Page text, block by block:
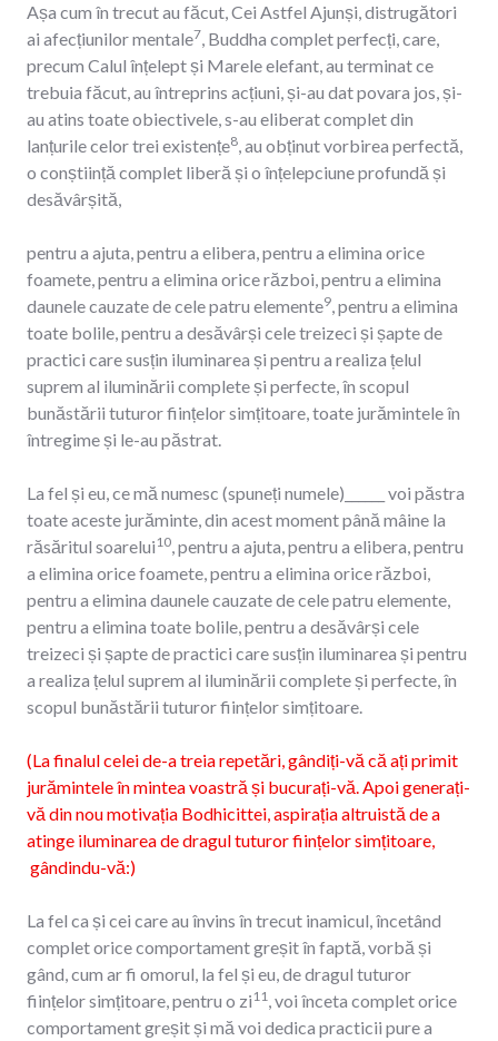
Așa cum în trecut au făcut, Cei Astfel Ajunși, distrugători
ai afecțiunilor mentale7, Buddha complet perfecți, care,
precum Calul înțelept și Marele elefant, au terminat ce
trebuia făcut, au întreprins acțiuni, și-au dat povara jos, și-
au atins toate obiectivele, s-au eliberat complet din
lanțurile celor trei existențe8, au obținut vorbirea perfectă,
o conștiință complet liberă și o înțelepciune profundă și
desăvârșită,
pentru a ajuta, pentru a elibera, pentru a elimina orice
foamete, pentru a elimina orice război, pentru a elimina
daunele cauzate de cele patru elemente9, pentru a elimina
toate bolile, pentru a desăvârși cele treizeci și șapte de
practici care susțin iluminarea și pentru a realiza țelul
suprem al iluminării complete și perfecte, în scopul
bunăstării tuturor ființelor simțitoare, toate jurămintele în
întregime și le-au păstrat.
La fel și eu, ce mă numesc (spuneți numele)______ voi păstra
toate aceste jurăminte, din acest moment până mâine la
răsăritul soarelui 10, pentru a ajuta, pentru a elibera, pentru
a elimina orice foamete, pentru a elimina orice război,
pentru a elimina daunele cauzate de cele patru elemente,
pentru a elimina toate bolile, pentru a desăvârși cele
treizeci și șapte de practici care susțin iluminarea și pentru
a realiza țelul suprem al iluminării complete și perfecte, în
scopul bunăstării tuturor ființelor simțitoare.
(La finalul celei de-a treia repetări, gândiți-vă că ați primit
jurămintele în mintea voastră și bucurați-vă. Apoi generați-
vă din nou motivația Bodhicittei, aspirația altruistă de a
atinge iluminarea de dragul tuturor ființelor simțitoare,
gândindu-vă:)
La fel ca și cei care au învins în trecut inamicul, încetând
complet orice comportament greșit în faptă, vorbă și
gând, cum ar fi omorul, la fel și eu, de dragul tuturor
ființelor simțitoare, pentru o zi 11 , voi înceta complet orice
comportament greșit și mă voi dedica practicii pure a